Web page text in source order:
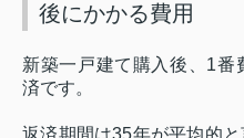
後にかかる費用
新築一戸建て購入後、 1番
済です。